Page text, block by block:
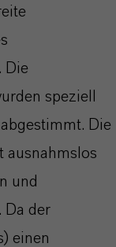
Die
speziell
Die
ausnahmslos
und
Da der
einen